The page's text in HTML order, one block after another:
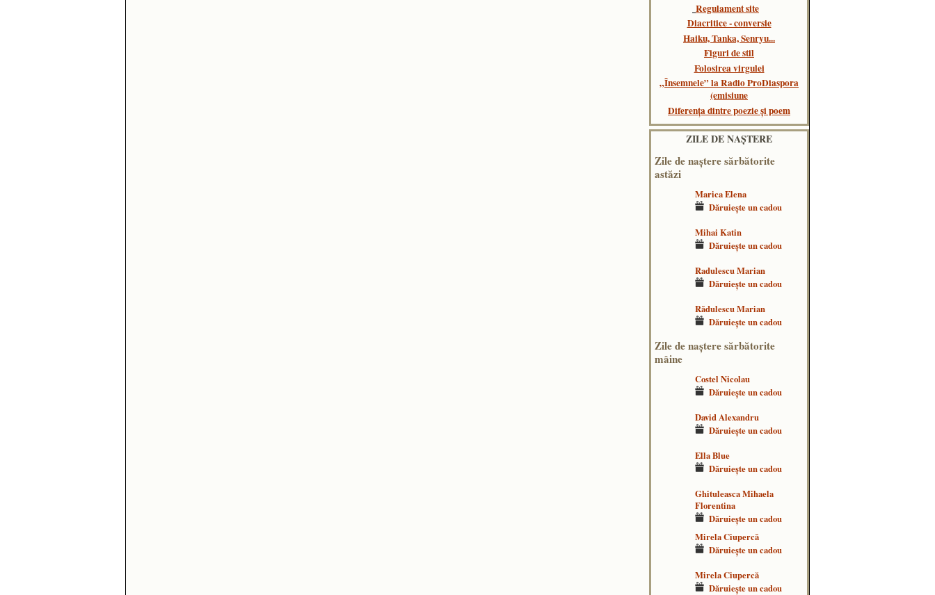
Regulament site
Diacritice - conversie
Haiku, Tanka, Senryu...
Figuri de stil
Folosirea virgulei
„Însemnele” la Radio ProDiaspora
(emisiune
Diferența dintre poezie și poem
ZILE DE NAŞTERE
Zile de naştere sărbătorite
astăzi
Marica Elena
Dăruieşte un cadou
Mihai Katin
Dăruieşte un cadou
Radulescu Marian
Dăruieşte un cadou
Rădulescu Marian
Dăruieşte un cadou
Zile de naştere sărbătorite
mâine
Costel Nicolau
Dăruieşte un cadou
David Alexandru
Dăruieşte un cadou
Ella Blue
Dăruieşte un cadou
Ghituleasca Mihaela
Florentina
Dăruieşte un cadou
Mirela Ciupercă
Dăruieşte un cadou
Mirela Ciupercă
Dăruieşte un cadou